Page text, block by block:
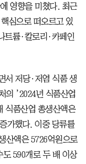
영향을 미쳤다. 최근
심으로 떠오르고 있
트륨·칼로리·카페인
서 저당·저염 식품 생
의 ’2024년 식품산업
식품산업 총생산액은
가했다. 이중 당류를
산액은 5726억원으로
590개로 두 배 이상